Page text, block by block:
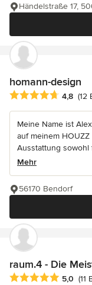
Händelstraße 17,
homann-design
Durchschnittliche
4,8 (12
Meine Name ist
auf meinem
Ausstattung sowohl
Mehr
56170 Bendorf
raum.4 - Die
Durchschnittliche
5,0 (11